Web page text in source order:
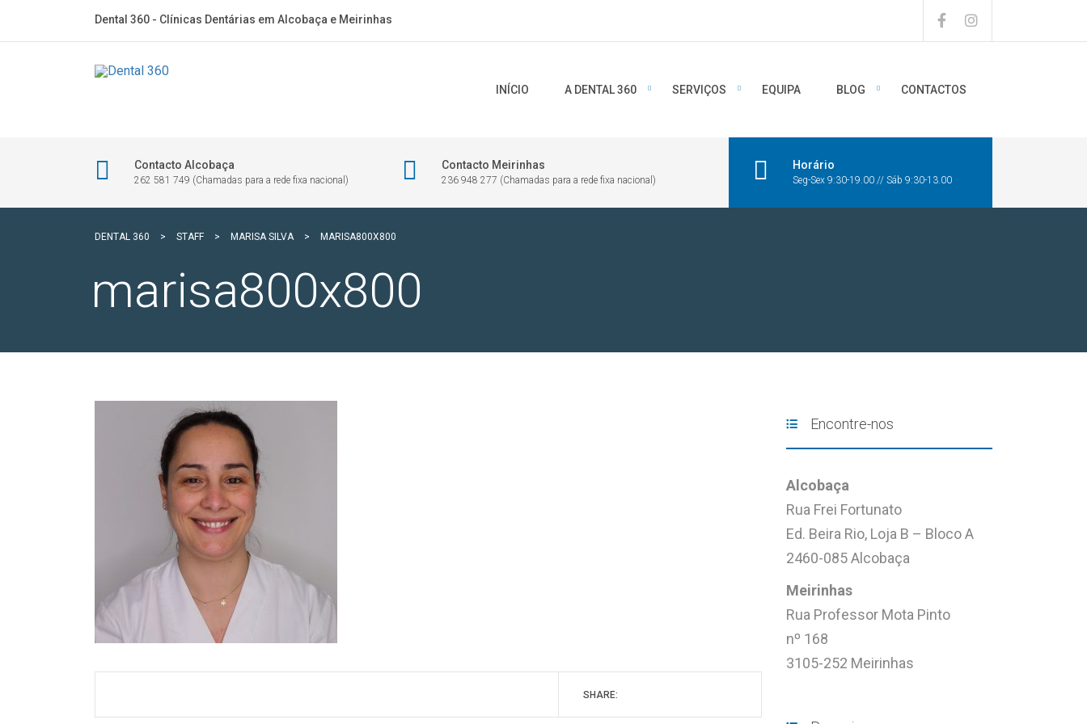
Dental 360 - Clínicas Dentárias em Alcobaça e Meirinhas
INÍCIO A DENTAL 360 SERVIÇOS EQUIPA BLOG CONTACTOS
Contacto Alcobaça
262 581 749 (Chamadas para a rede fixa nacional)
Contacto Meirinhas
236 948 277 (Chamadas para a rede fixa nacional)
Horário
Seg-Sex 9:30-19.00 // Sáb 9:30-13.00
DENTAL 360 > STAFF > MARISA SILVA > MARISA800X800
marisa800x800
SHARE:
Encontre-nos
Alcobaça
Rua Frei Fortunato
Ed. Beira Rio, Loja B – Bloco A
2460-085 Alcobaça
Meirinhas
Rua Professor Mota Pinto
nº 168
3105-252 Meirinhas